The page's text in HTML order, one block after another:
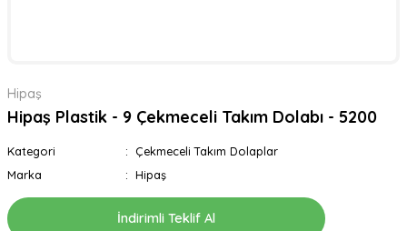
Hipaş
Hipaş Plastik - 9 Çekmeceli Takım Dolabı - 5200
Kategori
Çekmeceli Takım Dolaplar
Marka
Hipaş
İndirimli Teklif Al